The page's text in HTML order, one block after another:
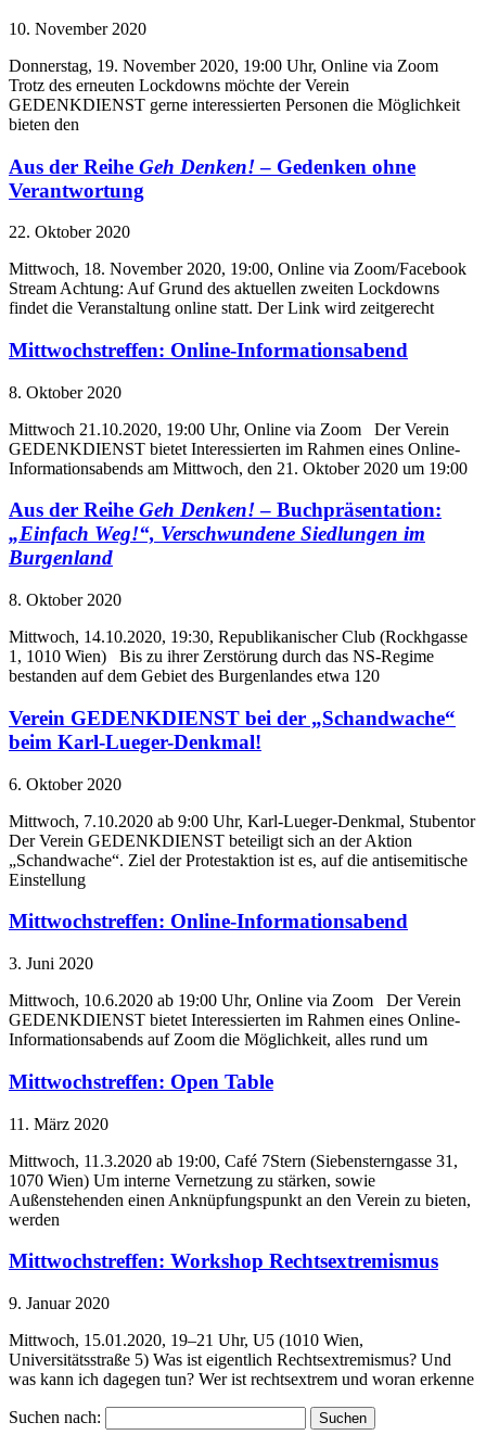
10. November 2020
Donnerstag, 19. November 2020, 19:00 Uhr, Online via Zoom
Trotz des erneuten Lockdowns möchte der Verein
GEDENKDIENST gerne interessierten Personen die Möglichkeit
bieten den
Aus der Reihe Geh Denken!– Gedenken ohne
Verantwortung
22. Oktober 2020
Mittwoch, 18. November 2020, 19:00, Online via Zoom/Facebook
Stream Achtung: Auf Grund des aktuellen zweiten Lockdowns
findet die Veranstaltung online statt. Der Link wird zeitgerecht
Mittwochstreffen: Online-Informationsabend
8. Oktober 2020
Mittwoch 21.10.2020, 19:00 Uhr, Online via Zoom Der Verein
GEDENKDIENST bietet Interessierten im Rahmen eines Online-
Informationsabends am Mittwoch, den 21. Oktober 2020 um 19:00
Aus der Reihe Geh Denken!– Buchpräsentation:
„Einfach Weg!“, Verschwundene Siedlungen im
Burgenland
8. Oktober 2020
Mittwoch, 14.10.2020, 19:30, Republikanischer Club (Rockhgasse
1, 1010 Wien) Bis zu ihrer Zerstörung durch das NS-Regime
bestanden auf dem Gebiet des Burgenlandes etwa 120
Verein GEDENKDIENST bei der „Schandwache“
beim Karl-Lueger-Denkmal!
6. Oktober 2020
Mittwoch, 7.10.2020 ab 9:00 Uhr, Karl-Lueger-Denkmal, Stubentor
Der Verein GEDENKDIENST beteiligt sich an der Aktion
„Schandwache“. Ziel der Protestaktion ist es, auf die antisemitische
Einstellung
Mittwochstreffen: Online-Informationsabend
3. Juni 2020
Mittwoch, 10.6.2020 ab 19:00 Uhr, Online via Zoom Der Verein
GEDENKDIENST bietet Interessierten im Rahmen eines Online-
Informationsabends auf Zoom die Möglichkeit, alles rund um
Mittwochstreffen: Open Table
11. März 2020
Mittwoch, 11.3.2020 ab 19:00, Café 7Stern (Siebensterngasse 31,
1070 Wien) Um interne Vernetzung zu stärken, sowie
Außenstehenden einen Anknüpfungspunkt an den Verein zu bieten,
werden
Mittwochstreffen: Workshop Rechtsextremismus
9. Januar 2020
Mittwoch, 15.01.2020, 19–21 Uhr, U5 (1010 Wien,
Universitätsstraße 5) Was ist eigentlich Rechtsextremismus? Und
was kann ich dagegen tun? Wer ist rechtsextrem und woran erkenne
Suchen nach: